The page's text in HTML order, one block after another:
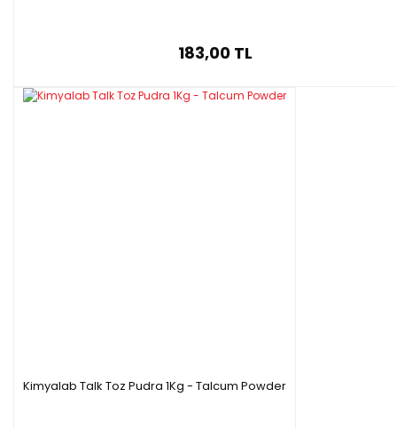
183,00 TL
Kimyalab Talk Toz Pudra 1Kg - Talcum Powder